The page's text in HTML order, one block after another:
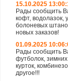
15.10.2025
Рады сообщить
кофт, водолазок,
болоневых
новых заказов!
01.09.2025
Рады сообщить
футболок,
курток,
другое!!!